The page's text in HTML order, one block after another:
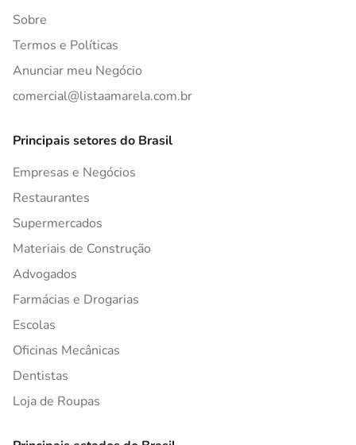
Sobre
Termos e Políticas
Anunciar meu Negócio
comercial@listaamarela.com.br
Principais setores do Brasil
Empresas e Negócios
Restaurantes
Supermercados
Materiais de Construção
Advogados
Farmácias e Drogarias
Escolas
Oficinas Mecânicas
Dentistas
Loja de Roupas